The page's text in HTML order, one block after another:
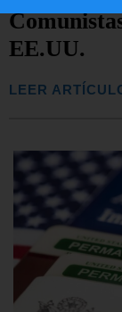
EE.UU.
LEER